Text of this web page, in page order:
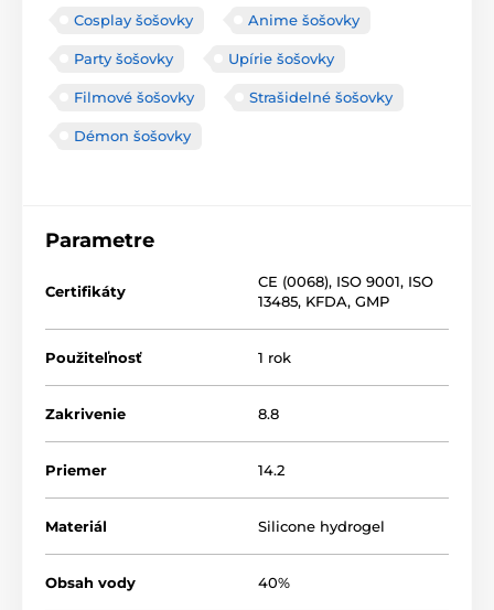
Cosplay šošovky Anime šošovky
Party šošovky Upírie šošovky
Filmové šošovky Strašidelné šošovky
Démon šošovky
Parametre
Certifikáty
CE (0068), ISO 9001, ISO
13485, KFDA, GMP
Použiteľnosť 1 rok
Zakrivenie 8.8
Priemer 14.2
Materiál Silicone hydrogel
Obsah vody 40%